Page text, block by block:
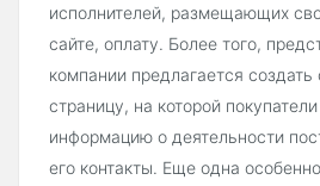
исполнителей, размещающих
сайте, оплату. Более того,
компании предлагается
страницу, на которой
информацию о деятельности
его контакты. Еще одна